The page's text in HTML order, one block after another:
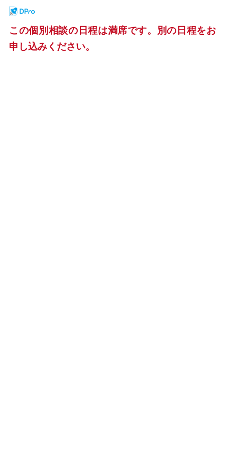
この個別相談の日程は満席です。別の日程をお
申し込みください。